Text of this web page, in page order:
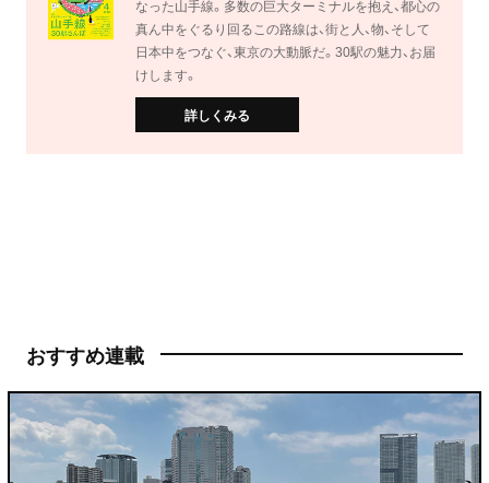
なった山手線。多数の巨大ターミナルを抱え、都心の
真ん中をぐるり回るこの路線は、街と人、物、そして
日本中をつなぐ、東京の大動脈だ。30駅の魅力、お届
けします。
詳しくみる
おすすめ連載